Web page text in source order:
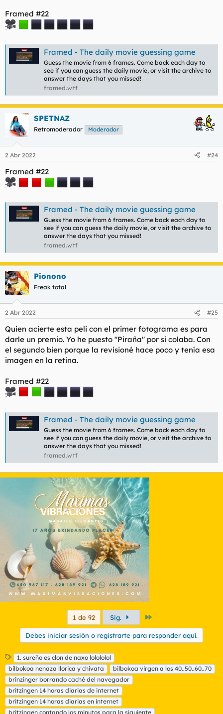
Framed #22
Framed - The daily movie guessing game
Guess the movie from 6 frames. Come back each day to
see if you can guess the daily movie, or visit the archive to
answer the days that you missed!
framed.wtf
SPETNAZ
Retromoderador Moderador
2 Abr 2022 #24
Framed #22
Framed - The daily movie guessing game
Guess the movie from 6 frames. Come back each day to
see if you can guess the daily movie, or visit the archive to
answer the days that you missed!
framed.wtf
Pionono
Freak total
2 Abr 2022 #25
Quien acierte esta peli con el primer fotograma es para
darle un premio. Yo he puesto "Piraña" por si colaba. Con
el segundo bien porque la revisioné hace poco y tenía esa
imagen en la retina.
Framed #22
Framed - The daily movie guessing game
Guess the movie from 6 frames. Come back each day to
see if you can guess the daily movie, or visit the archive to
answer the days that you missed!
framed.wtf
1 de 92 Sig.
Debes iniciar sesión o registrarte para responder aquí.
E
t
i
q
u
e
t
1. sureño es clon de naxo lolololol
bilbokoa nenaza llorica y chivata
bilbokoa virgen a los 40..50..60..70
brinzinger borrando caché del navegador
britzingen 14 horas diarias de internet
britzingen 14 horas diarias en internet
britzingen contando los minutos para la siguiente